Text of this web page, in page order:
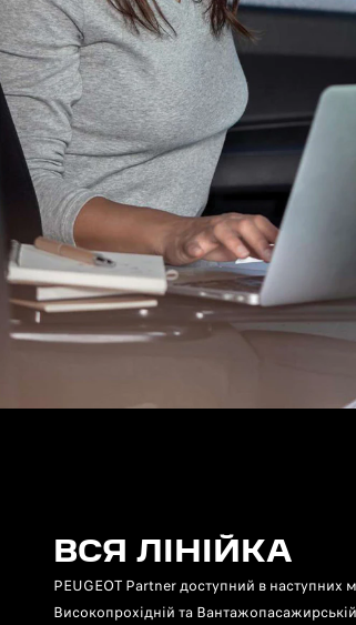
ВСЯ ЛІНІЙКА
PEUGEOT Partner доступний в наступних
Високопрохідній та